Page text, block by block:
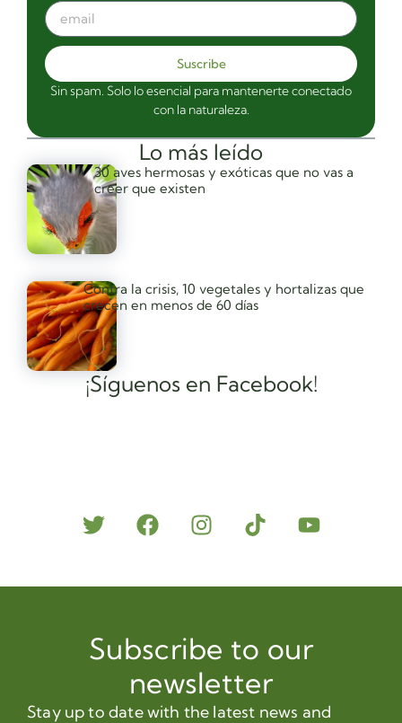
¡Síguenos en Facebook!
Lo más leído
30 aves hermosas y exóticas que no vas a
creer que existen
Contra la crisis, 10 vegetales y hortalizas que
crecen en menos de 60 días
Suscribe
Sin spam. Solo lo esencial para mantenerte conectado
con la naturaleza.
Subscribe to our
newsletter
Stay up to date with the latest news and